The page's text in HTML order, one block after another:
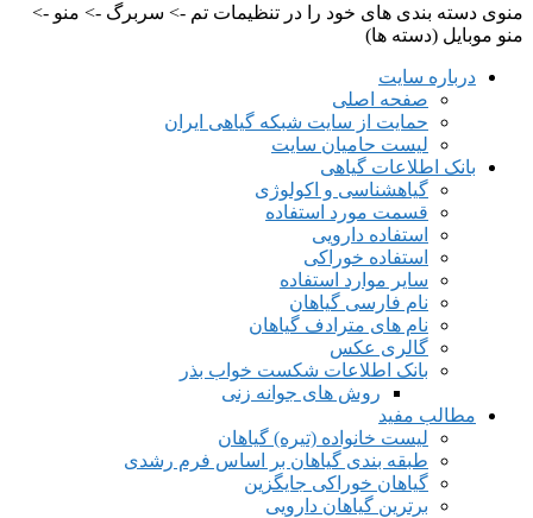
منوی دسته بندی های خود را در تنظیمات تم -> سربرگ -> منو ->
منو موبایل (دسته ها)
درباره سایت
صفحه اصلی
حمایت از سایت شبکه گیاهی ایران
لیست حامیان سایت
بانک اطلاعات گیاهی
گیاهشناسی و اکولوژی
قسمت مورد استفاده
استفاده دارویی
استفاده خوراکی
سایر موارد استفاده
نام فارسی گیاهان
نام های مترادف گیاهان
گالری عکس
بانک اطلاعات شکست خواب بذر
روش های جوانه زنی
مطالب مفید
لیست خانواده (تیره) گیاهان
طبقه بندی گیاهان بر اساس فرم رشدی
گیاهان خوراکی جایگزین
برترین گیاهان دارویی